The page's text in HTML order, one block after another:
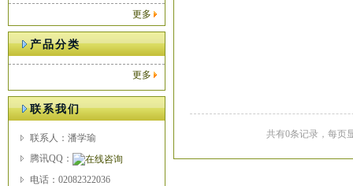
更多
产品分类
更多
联系我们
联系人：潘学瑜
腾讯QQ：
电话：02082322036
共有0条记录，每页